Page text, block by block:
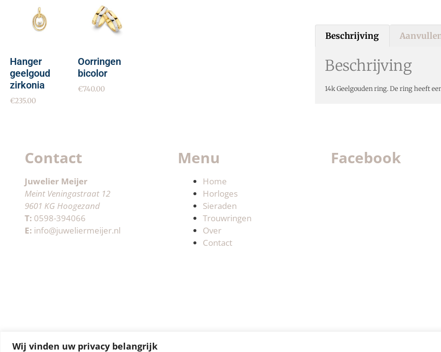
Wij vinden uw privacy belangrijk
Hanger
geelgoud
zirkonia
€235.00
Oorringen
bicolor
€740.00
Beschrijving
Beschrijving
14k Geelgouden ring. De ring heeft
Contact
Juwelier Meijer
Meint Veningastraat 12
9601 KG Hoogezand
T: 0598-394066
E: info@juweliermeijer.nl
Menu
Home
Horloges
Sieraden
Trouwringen
Over
Contact
Facebook